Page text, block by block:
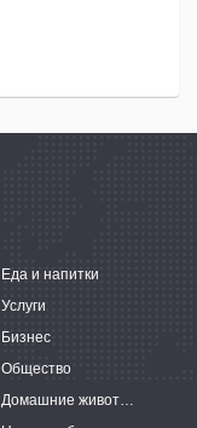
Еда и напитки
Услуги
Бизнес
Общество
Домашние животные